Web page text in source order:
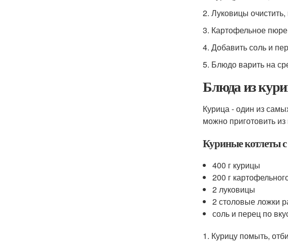
2. Луковицы
3. Картофельное
4. Добавить соль и
5. Блюдо варить на
Блюда из
Курица - один из
можно приготовить
Куриные котлеты
400 г курицы
200 г
2 луковицы
2 столовые ложки
соль и перец по
1. Курицу помыть,